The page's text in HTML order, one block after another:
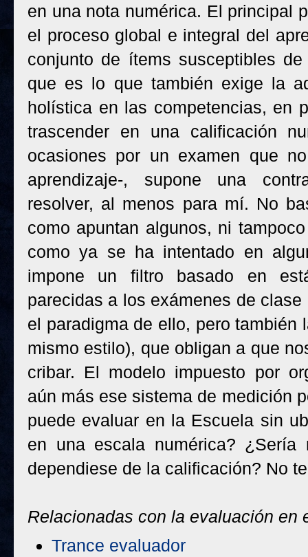
en una nota numérica. El principal
el proceso global e integral del
conjunto de ítems susceptibles
que es lo que también exige la
holística en las competencias, en
trascender en una calificación
ocasiones por un examen que
aprendizaje-, supone una
resolver, al menos para mí. No
como apuntan algunos, ni
como ya se ha intentado en
impone un filtro basado en
parecidas a los exámenes de
el paradigma de ello, pero
mismo estilo), que obligan a que
cribar. El modelo impuesto por
aún más ese sistema de medición
puede evaluar en la Escuela sin
en una escala numérica?
dependiese de la calificación? No
Relacionadas con la evaluación en
Trance evaluador